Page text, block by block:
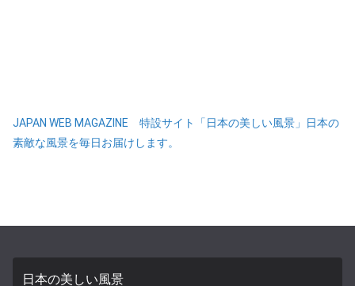
JAPAN WEB MAGAZINE 特設サイト「日本の美しい風景」日本の
素敵な風景を毎日お届けします。
日本の美しい風景